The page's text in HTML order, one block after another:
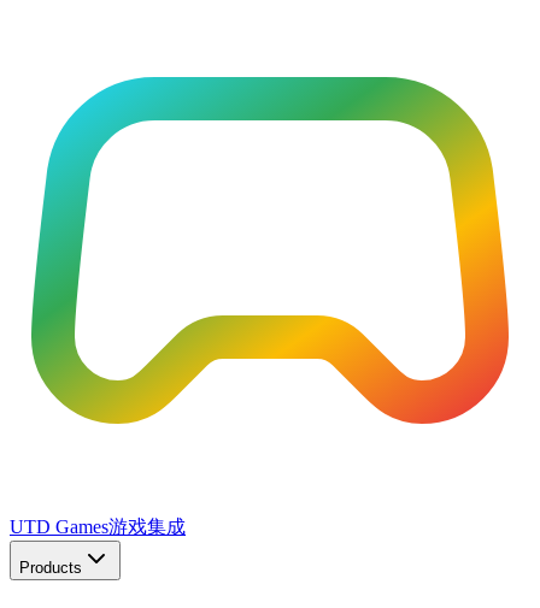
UTD Games游戏集成
Products